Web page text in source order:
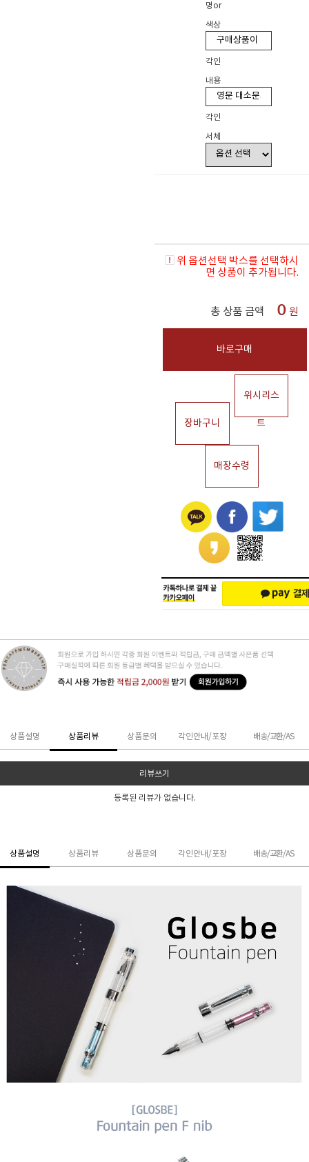
명or
색상
각인
내용
각인
서체
위 옵션선택 박스를 선택하시
면 상품이 추가됩니다.
총 상품 금액 0 원
바로구매
장바구니
위시리스
트
매장수령
상품설명 상품리뷰 상품문의 각인안내/포장 배송/교환/AS
리뷰쓰기
등록된 리뷰가 없습니다.
상품설명 상품리뷰 상품문의 각인안내/포장 배송/교환/AS